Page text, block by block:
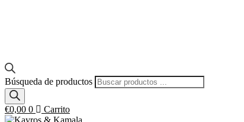
Búsqueda de productos
€0,00 0 Carrito